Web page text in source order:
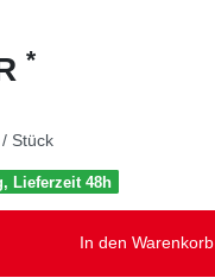
*
Stück
Lieferzeit 48h
In den Warenkorb